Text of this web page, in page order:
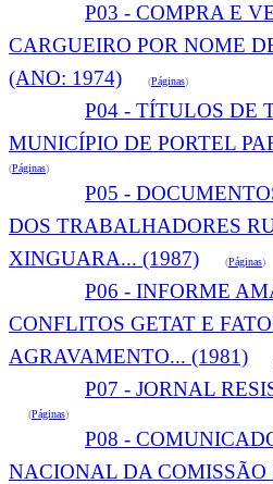
P03 - COMPRA E
CARGUEIRO POR NOME
(ANO: 1974) (Páginas)
P04 - TÍTULOS DE
MUNICÍPIO DE PORTEL
(Páginas)
P05 -
DOS TRABALHADORES
XINGUARA... (1987) (Páginas)
P06 - INFORME
CONFLITOS GETAT E
AGRAVAMENTO... (1981)
P07 - JORNAL
(Páginas)
P08 -
NACIONAL DA COMISSÃO